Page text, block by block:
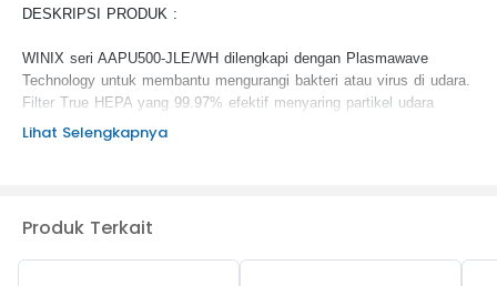
DESKRIPSI PRODUK :
WINIX seri AAPU500-JLE/WH dilengkapi dengan Plasmawave
Technology untuk membantu mengurangi bakteri atau virus di udara.
Filter True HEPA yang 99.97% efektif menyaring partikel udara
hingga ukuran 0.3 mikron.
Fine mesh pre-filter
Lihat Selengkapnya
Produk Terkait